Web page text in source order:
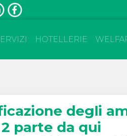
HOTELLERIE
degli
parte da qui